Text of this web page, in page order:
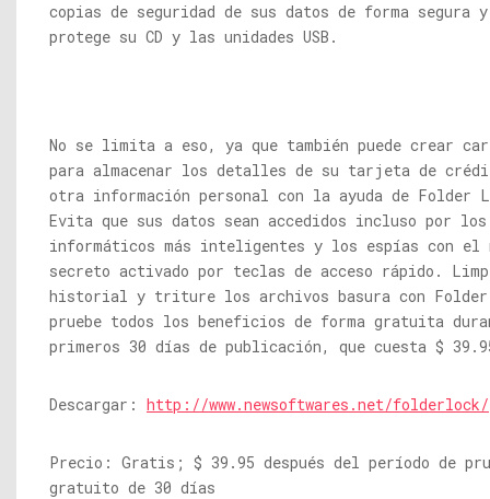
copias de seguridad de sus datos de forma segura
protege su CD y las unidades USB.
No se limita a eso, ya que también puede crear
para almacenar los detalles de su tarjeta de
otra información personal con la ayuda de Folder
Evita que sus datos sean accedidos incluso por
informáticos más inteligentes y los espías con el
secreto activado por teclas de acceso rápido.
historial y triture los archivos basura con Folder
pruebe todos los beneficios de forma gratuita
primeros 30 días de publicación, que cuesta $
Descargar: http://www.newsoftwares.net/folderlock/
Precio: Gratis; $ 39.95 después del período de
gratuito de 30 días